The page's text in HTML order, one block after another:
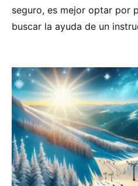
seguro, es mejor optar por
buscar la ayuda de un